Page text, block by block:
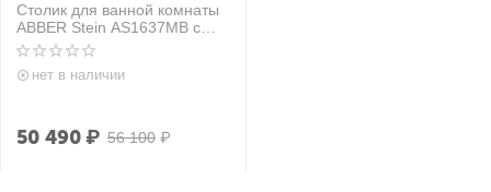
Столик для ванной комнаты
ABBER Stein AS1637MB с
полотенцедержателем,
черный матовый
нет в наличии
56 100 ₽
50 490₽